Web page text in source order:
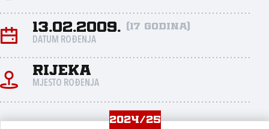
13.02.2009. (17 godina)
DATUM ROĐENJA
Rijeka
MJESTO ROĐENJA
2024/25